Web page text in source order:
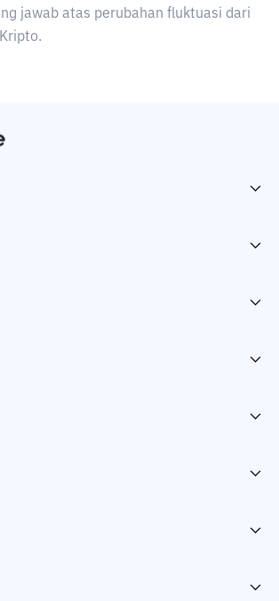
jawab atas perubahan fluktuasi dari